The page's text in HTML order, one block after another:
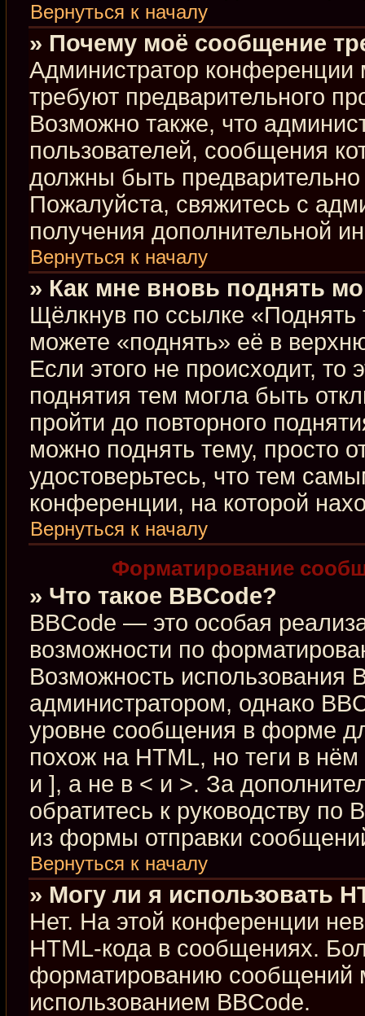
Вернуться к началу
» Почему моё сообщение
Администратор
требуют предварительного
Возможно также, что
пользователей, сообщения
должны быть
Пожалуйста, свяжитесь с
получения дополнительной
Вернуться к началу
» Как мне вновь поднять
Щёлкнув по ссылке
можете «поднять» её в
Если этого не происходит, то
поднятия тем могла быть
пройти до повторного
можно поднять тему, просто
удостоверьтесь, что тем
конференции, на которой
Вернуться к началу
Форматирование
» Что такое BBCode?
BBCode — это особая
возможности по
Возможность использования
администратором, однако
уровне сообщения в форме
похож на HTML, но теги в
и ], а не в < и >. За
обратитесь к руководству по
из формы отправки
Вернуться к началу
» Могу ли я использовать
Нет. На этой конференции
HTML-кода в сообщениях.
форматированию сообщений
использованием BBCode.